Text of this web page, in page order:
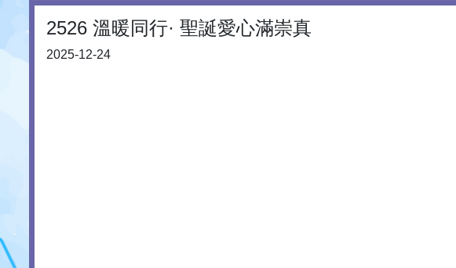
2526 溫暖同行· 聖誕愛心滿崇真
2025-12-24